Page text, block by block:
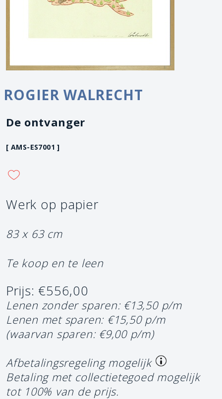
ROGIER WALRECHT
De ontvanger
[ AMS-ES7001 ]
Werk op papier
83 x 63 cm
Te koop en te leen
Prijs: €556,00
Lenen zonder sparen: €13,50 p/m
Lenen met sparen: €15,50 p/m
(waarvan sparen: €9,00 p/m)
Afbetalingsregeling mogelijk
Betaling met collectietegoed mogelijk
tot 100% van de prijs.